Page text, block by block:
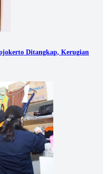
Ditangkap, Kerugian